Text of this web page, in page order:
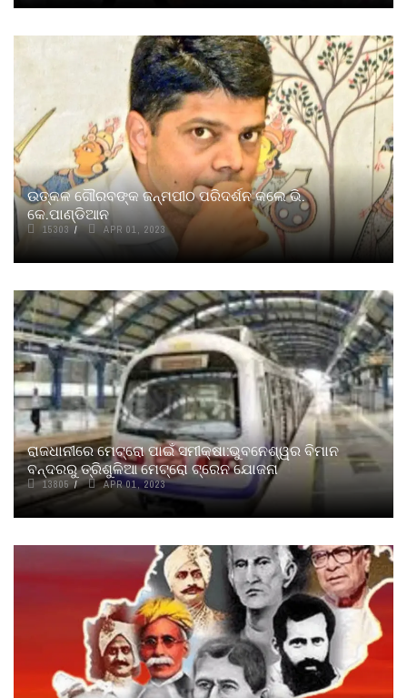
ଉତ୍କଳ ଗୌରବଙ୍କ ଜନ୍ମପୀଠ ପରିଦର୍ଶନ କଲେ ଭି.
କେ.ପାଣ୍ଡିଆନ
15303 APR 01, 2023
ରାଜଧାନୀରେ ମେଟ୍ରୋ ପାଇଁ ସମୀକ୍ଷା:ଭୁବନେଶ୍ୱର ବିମାନ
ବନ୍ଦରରୁ ତ୍ରିଶୁଳିଆ ମେଟ୍ରୋ ଟ୍ରେନ ଯୋଜନା
13805 APR 01, 2023